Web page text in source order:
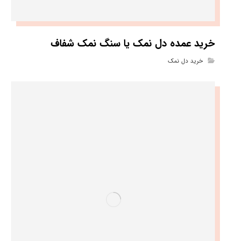
خرید عمده دل نمک یا سنگ نمک شفاف
خرید دل نمک